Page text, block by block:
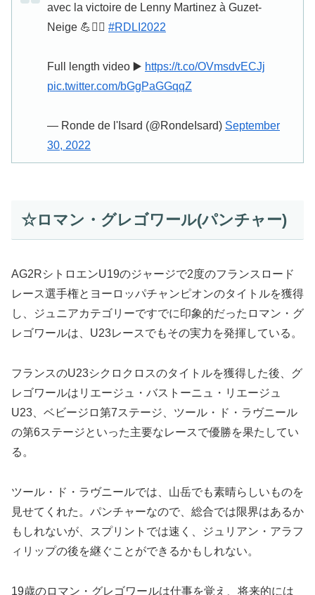
avec la victoire de Lenny Martinez à Guzet-
Neige 💪🚴‍♂️ #RDLI2022
Full length video ▶️ https://t.co/OVmsdvECJj
pic.twitter.com/bGgPaGGqqZ
— Ronde de l'Isard (@RondeIsard) September
30, 2022
☆ロマン・グレゴワール(パンチャー)
AG2RシトロエンU19のジャージで2度のフランスロード
レース選手権とヨーロッパチャンピオンのタイトルを獲得
し、ジュニアカテゴリーですでに印象的だったロマン・グ
レゴワールは、U23レースでもその実力を発揮している。
フランスのU23シクロクロスのタイトルを獲得した後、グ
レゴワールはリエージュ・バストーニュ・リエージュ
U23、ベビージロ第7ステージ、ツール・ド・ラヴニール
の第6ステージといった主要なレースで優勝を果たしてい
る。
ツール・ド・ラヴニールでは、山岳でも素晴らしいものを
見せてくれた。パンチャーなので、総合では限界はあるか
もしれないが、スプリントでは速く、ジュリアン・アラフ
ィリップの後を継ぐことができるかもしれない。
19歳のロマン・グレゴワールは仕事を覚え、将来的には